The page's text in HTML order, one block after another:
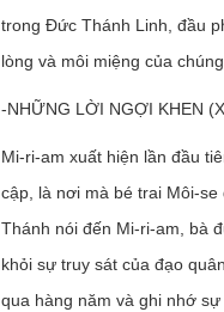
trong Đức Thánh Linh, đầu
lòng và môi miệng của
-NHỮNG LỜI NGỢI KHEN
Mi-ri-am xuất hiện lần đầu
cập, là nơi mà bé trai Môi-
Thánh nói đến Mi-ri-am, bà
khỏi sự truy sát của đạo
qua hàng năm và ghi nhớ